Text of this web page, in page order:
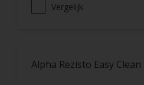
Vergelijk
Alpha Rezisto Easy Clean